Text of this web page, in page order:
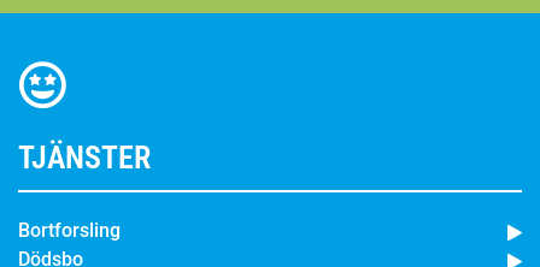
TJÄNSTER
Bortforsling
Dödsbo